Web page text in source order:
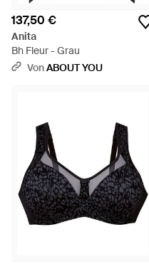
137,50 €
Anita
Bh Fleur - Grau
VonABOUT YOU